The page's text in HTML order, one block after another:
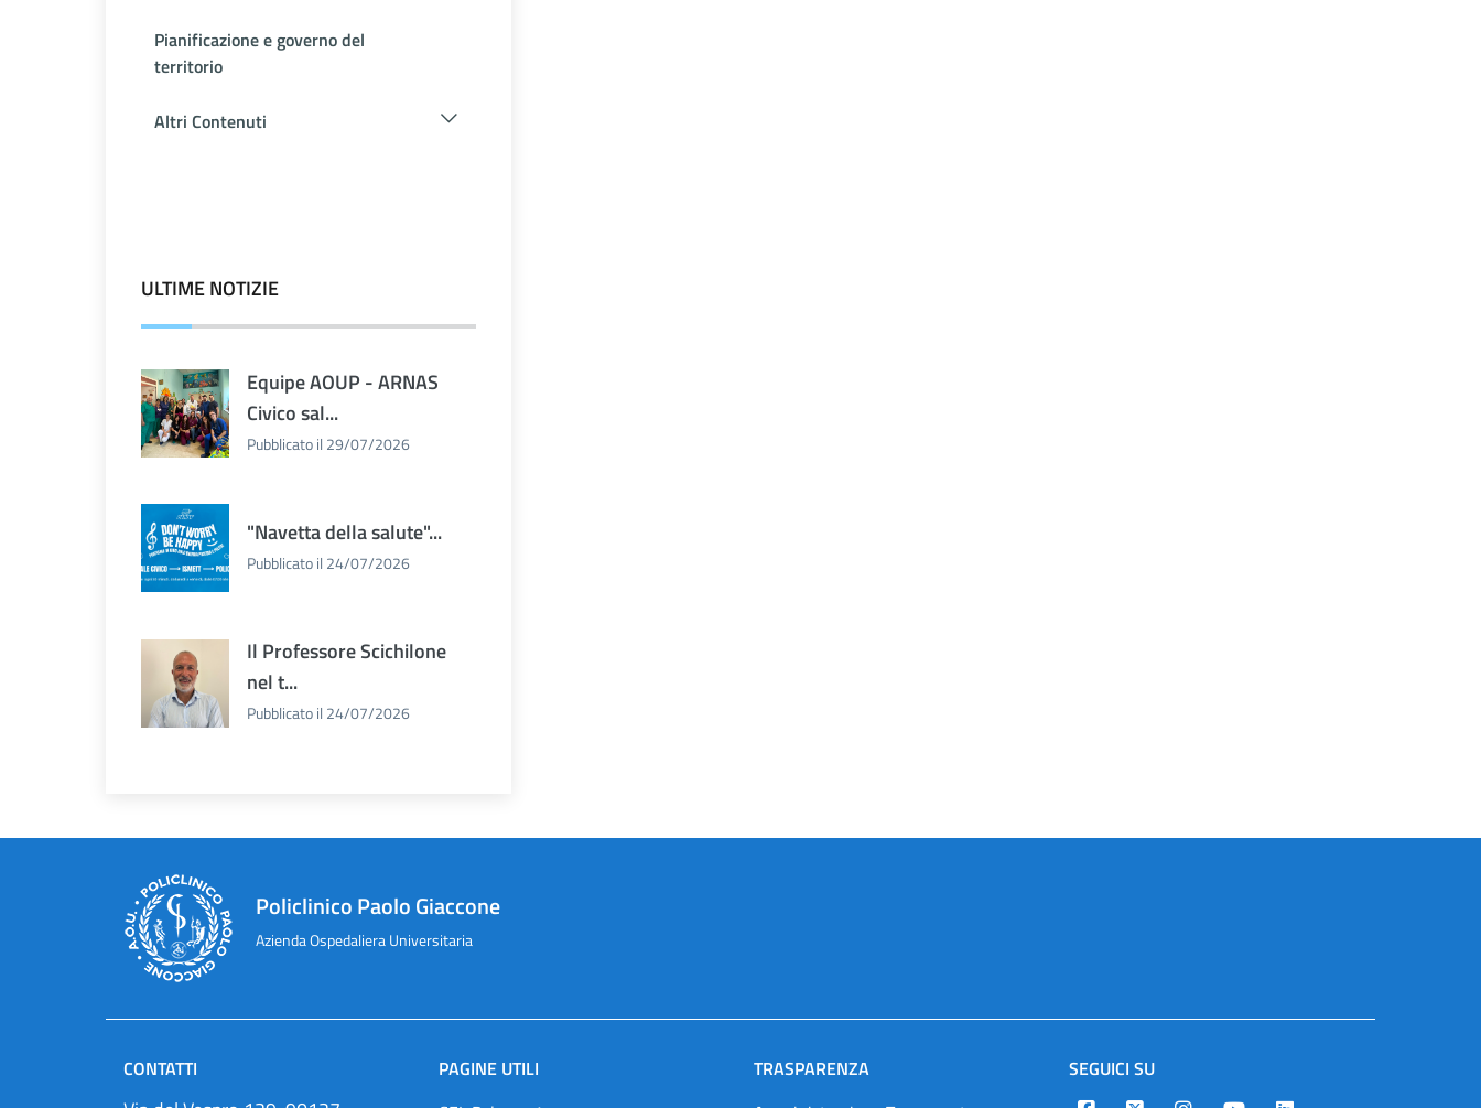
Pianificazione e governo del
territorio
Altri Contenuti
ULTIME NOTIZIE
Equipe AOUP - ARNAS
Civico sal...
Pubblicato il 29/07/2026
"Navetta della salute"...
Pubblicato il 24/07/2026
Il Professore Scichilone
nel t...
Pubblicato il 24/07/2026
Policlinico Paolo Giaccone
Azienda Ospedaliera Universitaria
CONTATTI
PAGINE UTILI
TRASPARENZA
SEGUICI SU